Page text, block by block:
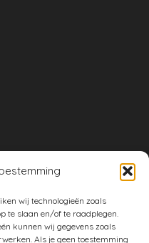
wij technologieën zoals
te slaan en/of te raadplegen.
kunnen wij gegevens zoals
Als je geen toestemming